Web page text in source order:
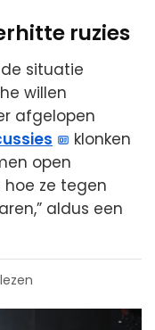
ruzies
situatie
willen
afgelopen
klonken
open
hoe ze tegen
aldus een